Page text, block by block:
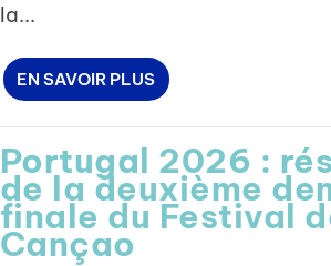
la...
EN SAVOIR PLUS
Portugal 2026 :
de la deuxième
finale du Festival
Cançao